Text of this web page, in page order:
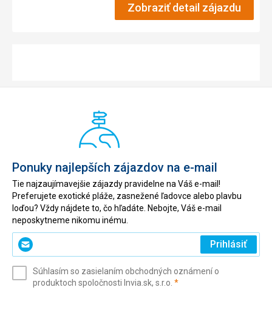
Zobraziť detail zájazdu
Ponuky najlepších zájazdov na e-mail
Tie najzaujímavejšie zájazdy pravidelne na Váš e-mail!
Preferujete exotické pláže, zasnežené ľadovce alebo plavbu
loďou? Vždy nájdete to, čo hľadáte. Nebojte, Váš e-mail
neposkytneme nikomu inému.
Zadajte
svoj
(povinné)
Prihlásiť
Súhlasím so zasielaním obchodných oznámení o
produktoch spoločnosti Invia.sk, s.r.o. *(povinné)